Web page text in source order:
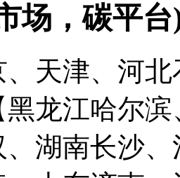
场，碳平台
天津、河
黑龙江哈尔
、湖南长沙